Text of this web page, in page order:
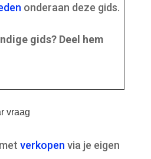
onderaan deze gids.
gids? Deel hem
vraag
verkopen via je eigen